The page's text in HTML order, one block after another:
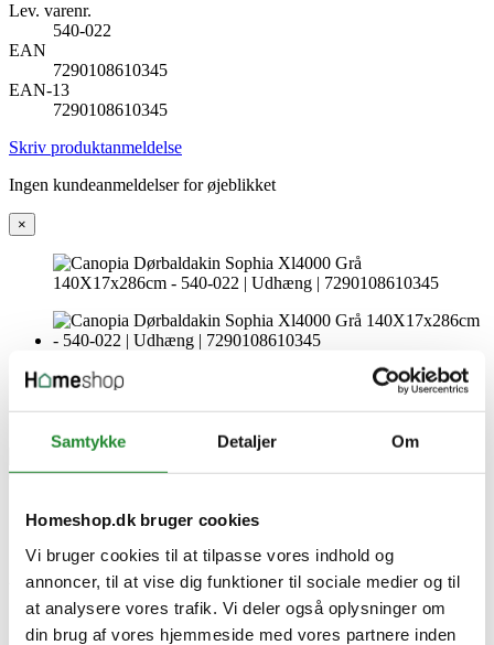
Samtykke Detaljer Om
Homeshop.dk bruger cookies
Vi bruger cookies til at tilpasse vores indhold og
annoncer, til at vise dig funktioner til sociale medier og til
at analysere vores trafik. Vi deler også oplysninger om
din brug af vores hjemmeside med vores partnere inden
Lev. varenr.
540-022
EAN
7290108610345
EAN-13
7290108610345
Skriv produktanmeldelse
Ingen kundeanmeldelser for øjeblikket
×
Canopia Dørbaldakin Sophia
Xl4000 Grå 140X17x286cm -
540-022